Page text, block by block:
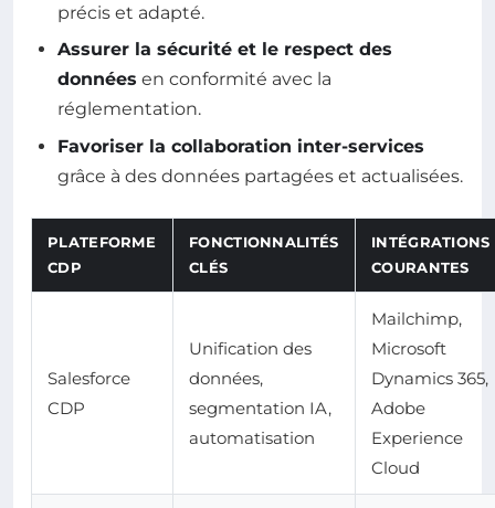
précis et adapté.
Assurer la sécurité et le respect des
données en conformité avec la
réglementation.
Favoriser la collaboration inter-services
grâce à des données partagées et actualisées.
PLATEFORME
CDP
FONCTIONNALITÉS
CLÉS
INTÉGRATIONS
COURANTES
Salesforce
CDP
Unification des
données,
segmentation IA,
automatisation
Mailchimp,
Microsoft
Dynamics 365,
Adobe
Experience
Cloud